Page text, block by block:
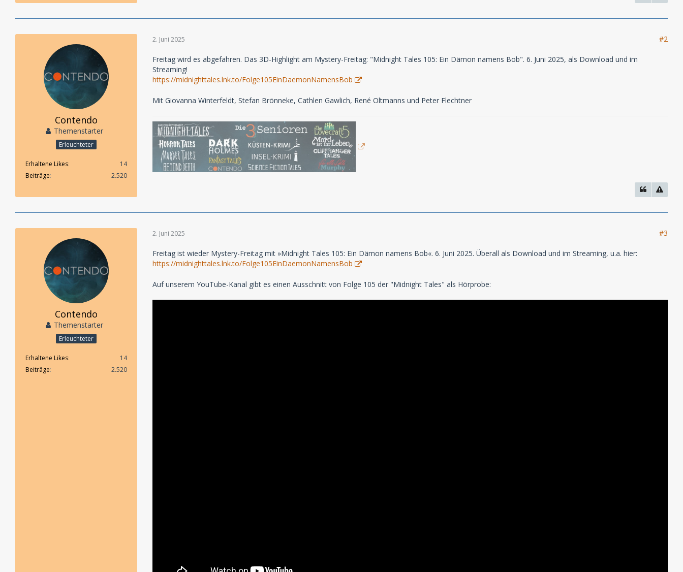
Contendo
Themenstarter
Erleuchteter
Erhaltene Likes
14
Beiträge
2.520
2. Juni 2025 #2
Freitag wird es abgefahren. Das 3D-Highlight am Mystery-Freitag: "Midnight Tales 105: Ein Dämon namens Bob". 6. Juni 2025, als Download und im
Streaming!
https://midnighttales.lnk.to/Folge105EinDaemonNamensBob
Mit Giovanna Winterfeldt, Stefan Brönneke, Cathlen Gawlich, René Oltmanns und Peter Flechtner
Contendo
Themenstarter
Erleuchteter
Erhaltene Likes
14
Beiträge
2.520
2. Juni 2025 #3
Freitag ist wieder Mystery-Freitag mit »Midnight Tales 105: Ein Dämon namens Bob«. 6. Juni 2025. Überall als Download und im Streaming, u.a. hier:
https://midnighttales.lnk.to/Folge105EinDaemonNamensBob
Auf unserem YouTube-Kanal gibt es einen Ausschnitt von Folge 105 der "Midnight Tales" als Hörprobe: